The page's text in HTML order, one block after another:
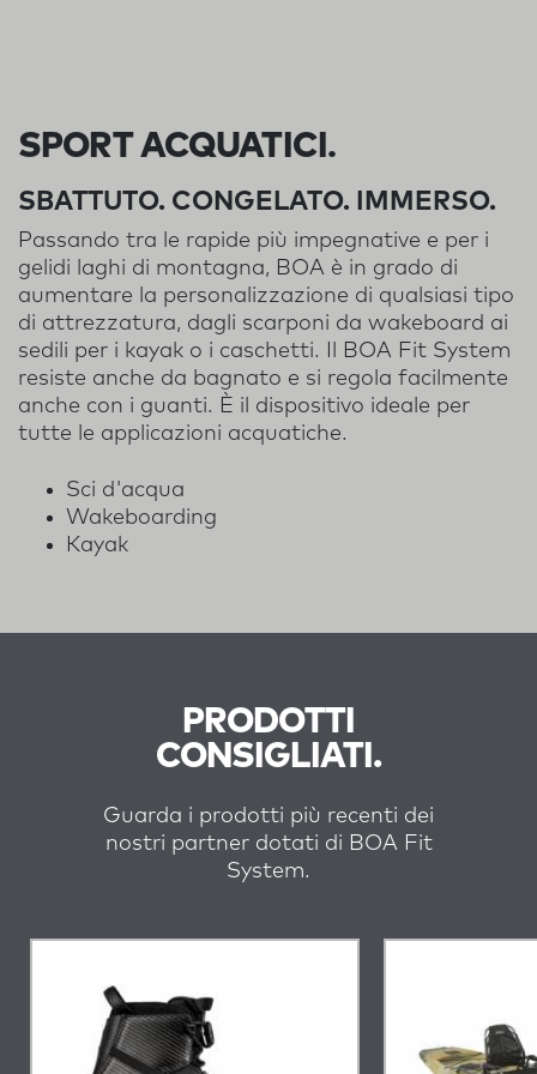
SPORT ACQUATICI .
SBATTUTO. CONGELATO. IMMERSO.
Passando tra le rapide più impegnative e per i
gelidi laghi di montagna, BOA è in grado di
aumentare la personalizzazione di qualsiasi tipo
di attrezzatura, dagli scarponi da wakeboard ai
sedili per i kayak o i caschetti. Il BOA Fit System
resiste anche da bagnato e si regola facilmente
anche con i guanti. È il dispositivo ideale per
tutte le applicazioni acquatiche.
Sci d'acqua
Wakeboarding
Kayak
PRODOTTI
CONSIGLIATI.
Guarda i prodotti più recenti dei
nostri partner dotati di BOA Fit
System.